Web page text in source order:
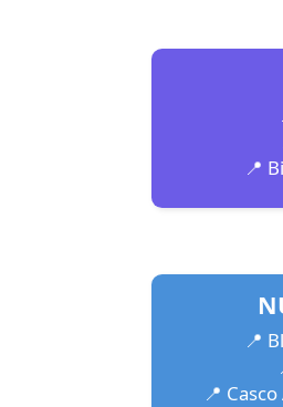
📍
📍
📍